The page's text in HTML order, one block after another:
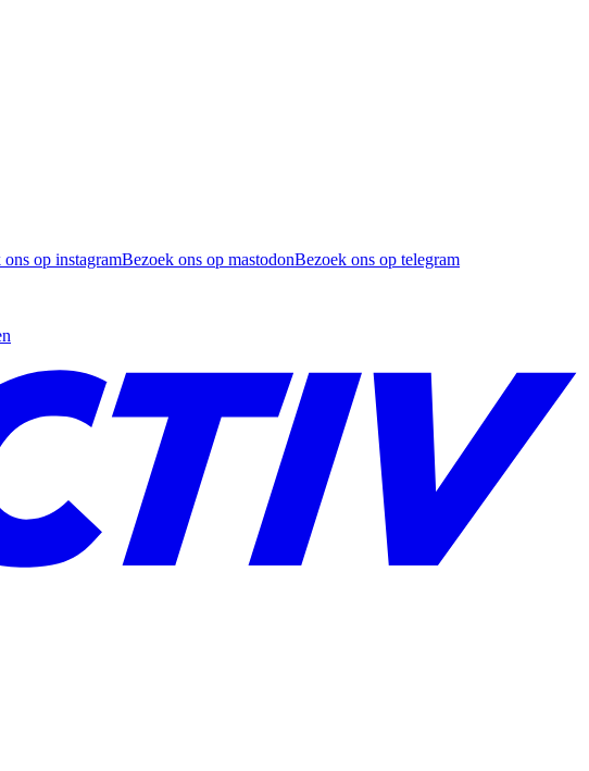
ons op instagramBezoek ons op mastodonBezoek ons op telegram